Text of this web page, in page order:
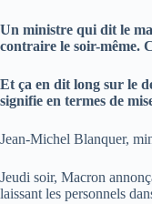
Un ministre qui dit le
contraire le soir-même.
Et ça en dit long sur le
signifie en termes de
Jean-Michel Blanquer,
Jeudi soir, Macron
laissant les personnels